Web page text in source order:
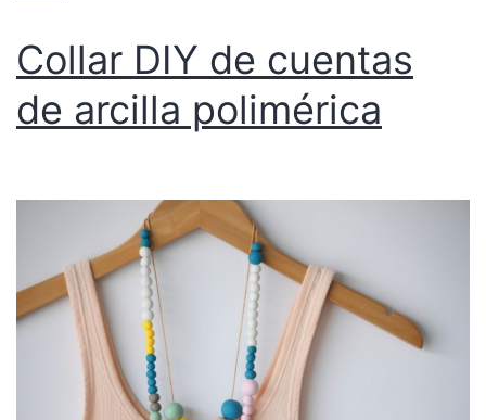
Collar DIY de cuentas
de arcilla polimérica